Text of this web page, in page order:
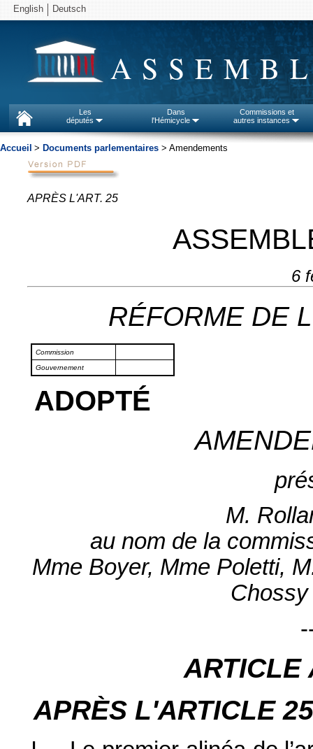
English Deutsch
Les
députés
Dans
l'Hémicycle
Commissions et
autres instances
Accueil > Documents parlementaires > Amendements
APRÈS L'ART. 25
6
RÉFORME DE
Commission
Gouvernement
ADOPTÉ
M.
au nom de la
Mme Boyer, Mme Poletti,
ARTICLE
APRÈS L'ARTICLE25